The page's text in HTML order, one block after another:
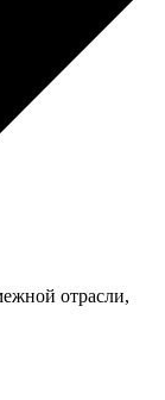
отрасли,